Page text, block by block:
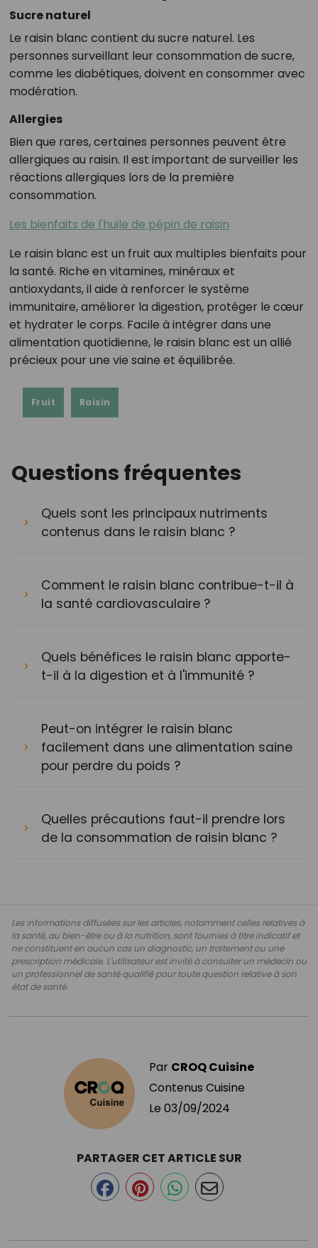
Sucre naturel
Le raisin blanc contient du sucre naturel. Les
personnes surveillant leur consommation de sucre,
comme les diabétiques, doivent en consommer avec
modération.
Allergies
Bien que rares, certaines personnes peuvent être
allergiques au raisin. Il est important de surveiller les
réactions allergiques lors de la première
consommation.
Les bienfaits de l'huile de pépin de raisin
Le raisin blanc est un fruit aux multiples bienfaits pour
la santé. Riche en vitamines, minéraux et
antioxydants, il aide à renforcer le système
immunitaire, améliorer la digestion, protéger le cœur
et hydrater le corps. Facile à intégrer dans une
alimentation quotidienne, le raisin blanc est un allié
précieux pour une vie saine et équilibrée.
Fruit Raisin
Questions fréquentes
Quels sont les principaux nutriments
contenus dans le raisin blanc ?
Comment le raisin blanc contribue-t-il à
la santé cardiovasculaire ?
Quels bénéfices le raisin blanc apporte-
t-il à la digestion et à l'immunité ?
Peut-on intégrer le raisin blanc
facilement dans une alimentation saine
pour perdre du poids ?
Quelles précautions faut-il prendre lors
de la consommation de raisin blanc ?
Les informations diffusées sur les articles, notamment celles relatives à
la santé, au bien-être ou à la nutrition, sont fournies à titre indicatif et
ne constituent en aucun cas un diagnostic, un traitement ou une
prescription médicale. L'utilisateur est invité à consulter un médecin ou
un professionnel de santé qualifié pour toute question relative à son
état de santé.
Par CROQ Cuisine
Contenus Cuisine
Le 03/09/2024
PARTAGER CET ARTICLE SUR